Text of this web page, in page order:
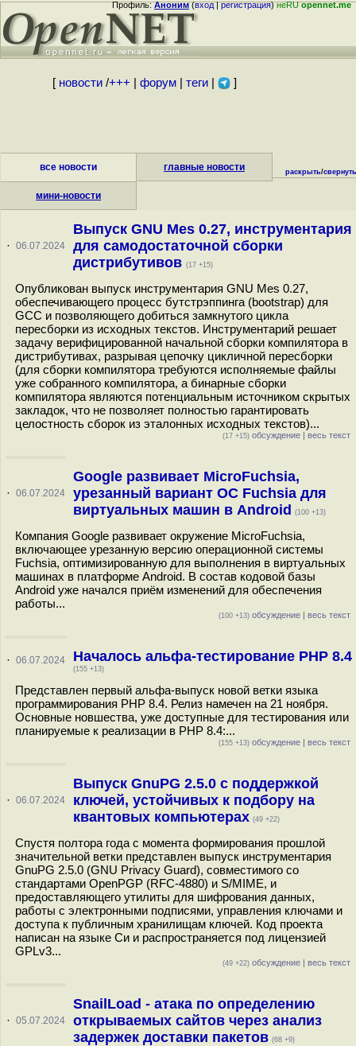
Профиль:Аноним(вход|регистрация)неRUopennet.me
[ новости/+++ форум| теги| ]
все новости главные новости
мини-новости
раскрыть/свернуть
· 06.07.2024
Выпуск GNU Mes 0.27, инструментария
для самодостаточной сборки
дистрибутивов (17 +15)
Опубликован выпуск инструментария GNU Mes 0.27,
обеспечивающего процесс бутстрэппинга (bootstrap) для
GCC и позволяющего добиться замкнутого цикла
пересборки из исходных текстов. Инструментарий решает
задачу верифицированной начальной сборки компилятора в
дистрибутивах, разрывая цепочку цикличной пересборки
(для сборки компилятора требуются исполняемые файлы
уже собранного компилятора, а бинарные сборки
компилятора являются потенциальным источником скрытых
закладок, что не позволяет полностью гарантировать
целостность сборок из эталонных исходных текстов)...
(17 +15) обсуждение | весь текст
· 06.07.2024
Google развивает MicroFuchsia,
урезанный вариант ОС Fuchsia для
виртуальных машин в Android
(100 +13)
Компания Google развивает окружение MicroFuchsia,
включающее урезанную версию операционной системы
Fuchsia, оптимизированную для выполнения в виртуальных
машинах в платформе Android. В состав кодовой базы
Android уже начался приём изменений для обеспечения
работы...
(100 +13) обсуждение | весь текст
· 06.07.2024 Началось альфа-тестирование PHP 8.4
(155 +13)
Представлен первый альфа-выпуск новой ветки языка
программирования PHP 8.4. Релиз намечен на 21 ноября.
Основные новшества, уже доступные для тестирования или
планируемые к реализации в PHP 8.4:...
(155 +13) обсуждение | весь текст
· 06.07.2024
Выпуск GnuPG 2.5.0 с поддержкой
ключей, устойчивых к подбору на
квантовых компьютерах (49 +22)
Спустя полтора года с момента формирования прошлой
значительной ветки представлен выпуск инструментария
GnuPG 2.5.0 (GNU Privacy Guard), совместимого со
стандартами OpenPGP (RFC-4880) и S/MIME, и
предоставляющего утилиты для шифрования данных,
работы с электронными подписями, управления ключами и
доступа к публичным хранилищам ключей. Код проекта
написан на языке Си и распространяется под лицензией
GPLv3...
(49 +22) обсуждение | весь текст
· 05.07.2024
SnailLoad - атака по определению
открываемых сайтов через анализ
задержек доставки пакетов (68 +9)